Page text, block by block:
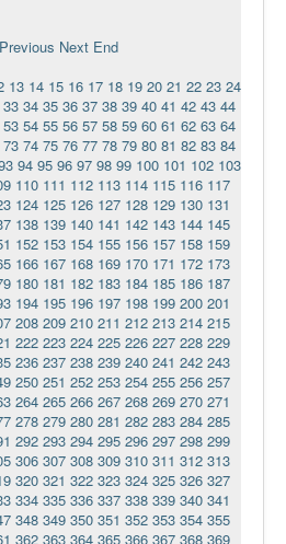
Previous Next End
13 14 15 16 17 18 19 20 21 22 23 24
33 34 35 36 37 38 39 40 41 42 43 44
53 54 55 56 57 58 59 60 61 62 63 64
73 74 75 76 77 78 79 80 81 82 83 84
94 95 96 97 98 99 100 101 102 103
110 111 112 113 114 115 116 117
124 125 126 127 128 129 130 131
138 139 140 141 142 143 144 145
152 153 154 155 156 157 158 159
166 167 168 169 170 171 172 173
180 181 182 183 184 185 186 187
194 195 196 197 198 199 200 201
208 209 210 211 212 213 214 215
222 223 224 225 226 227 228 229
236 237 238 239 240 241 242 243
250 251 252 253 254 255 256 257
264 265 266 267 268 269 270 271
278 279 280 281 282 283 284 285
292 293 294 295 296 297 298 299
306 307 308 309 310 311 312 313
320 321 322 323 324 325 326 327
334 335 336 337 338 339 340 341
348 349 350 351 352 353 354 355
362 363 364 365 366 367 368 369